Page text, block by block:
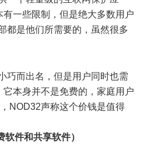
一些限制，但是绝大多数用户
都是他们所需要的，虽然很多
而出名，但是用户同时也需
本身并不是免费的，家庭用户
NOD32声称这个价钱是值得
软件和共享软件）